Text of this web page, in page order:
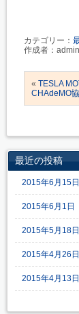
カテゴリー：
作成者：
« TESLA
CHAdeMO
最近の投稿
2015年6月15
2015年6月1日
2015年5月18
2015年4月26
2015年4月13